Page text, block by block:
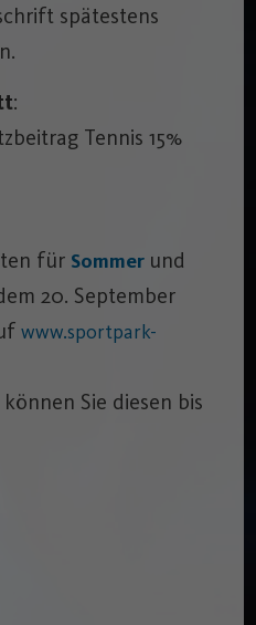
spätestens
:
Tennis 15%
für Sommer und
20. September
www.sportpark-
Sie diesen bis